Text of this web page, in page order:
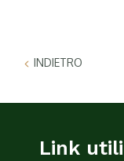
INDIETRO
Link utili